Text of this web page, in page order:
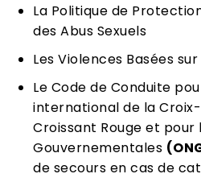
La Politique de
des Abus Sexuels
Les Violences Basées
Le Code de Conduite
international de la
Croissant Rouge et pour
Gouvernementales
de secours en cas de